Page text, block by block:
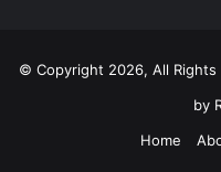
© Copyright 2026, All Rights
by
Home